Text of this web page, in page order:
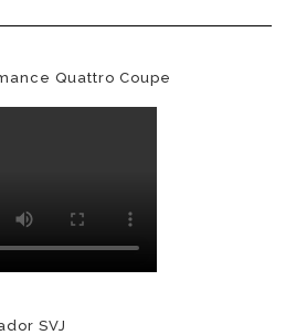
Quattro Coupe
SVJ